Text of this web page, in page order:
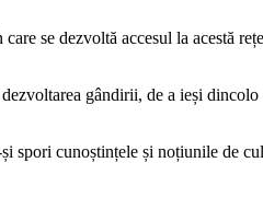
se dezvoltă accesul la acestă
gândirii, de a ieși
spori cunoștințele și noțiunile de